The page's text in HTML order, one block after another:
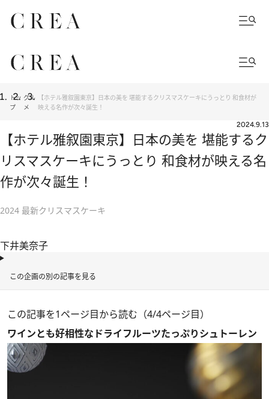
トッ
プ
グル
メ
【ホテル雅叙園東京】日本の美を 堪能するクリスマスケーキにうっとり 和食材が
映える名作が次々誕生！
2024.9.13
【ホテル雅叙園東京】日本の美を 堪能するク
リスマスケーキにうっとり 和食材が映える名
作が次々誕生！
2024 最新クリスマスケーキ
下井美奈子
この企画の別の記事を見る
この記事を1ページ目から読む（4/4ページ目）
ワインとも好相性なドライフルーツたっぷりシュトーレン